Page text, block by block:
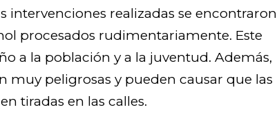
intervenciones realizadas se encontraron
procesados rudimentariamente. Este
a la población y a la juventud. Además,
muy peligrosas y pueden causar que las
tiradas en las calles.